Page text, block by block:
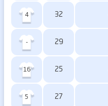
32
4
29
-
25
16
27
5